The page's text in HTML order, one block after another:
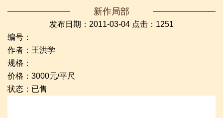
访客留言
新作局部
发布日期：2011-03-04 点击： 1251
编号：
作者：王洪学
规格：
价格：3000元/平尺
状态：已售